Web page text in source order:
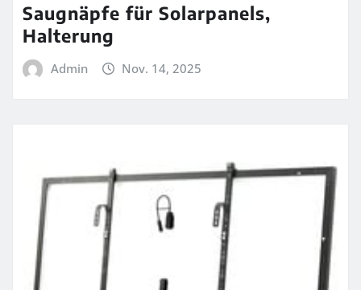
Saugnäpfe für Solarpanels,
Halterung
Admin Nov. 14, 2025